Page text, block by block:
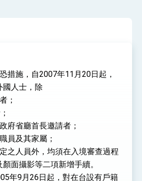
「法新社」（AFP）專訪內容
林佳龍於《外交事務》撰文指出：自由
台灣，團結合作方能守護繁榮
林佳龍出席《台灣光華雜誌》50週年慶
變，分享世界的光華」開幕式，期許數
型迎向下個50年
「台美經濟繁榮夥伴對話」記者會 說
作三大戰略方向 盼與民主夥伴共同引
世代的繁榮
林佳龍接受印尼「時代雜誌」專訪，闡
全局勢，籲深化台印尼半導體供應鏈合
林佳龍午宴歡迎美國聯邦參議員蓋耶哥
措施，自2007年11月20日起，
國人士，除
；
府省廳首長邀請者；
員及其家屬；
之人員外，均須在入境審查過程
面攝影等二項新增手續。
年9月26日起，對在台設有戶籍